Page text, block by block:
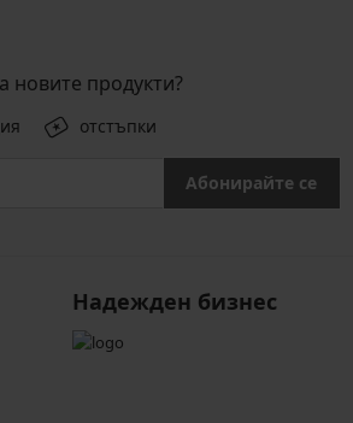
новите продукти?
отстъпки
Абонирайте се
Надежден бизнес